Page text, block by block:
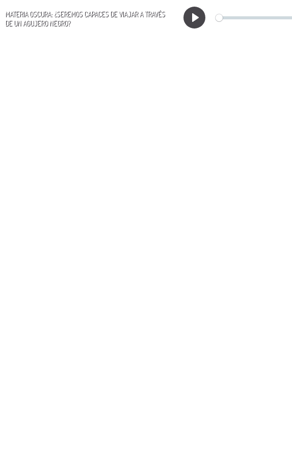
MATERIA OSCURA: ¿SEREMOS CAPACES DE VIAJAR A TRAVÉS
DE UN AGUJERO NEGRO?
Play